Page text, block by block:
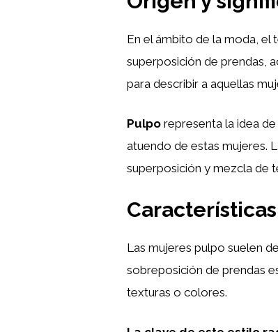
En el ámbito de la moda, el
superposición de prendas,
para describir a aquellas
Pulpo representa la idea
atuendo de estas mujeres.
superposición y mezcla de
Las mujeres pulpo suelen
sobreposición de prendas
texturas o colores.